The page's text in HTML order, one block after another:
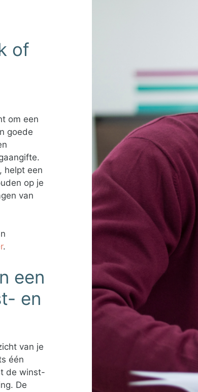
of
om een
goede
helpt een
op je
van
.
een
en
van je
één
de winst-
De